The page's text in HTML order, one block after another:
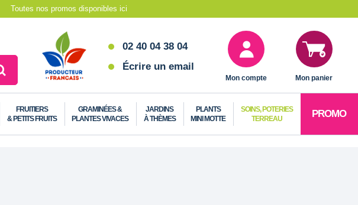
Toutes nos promos disponibles ici
02 40 04 38 04
Écrire un email
Mon compte Mon panier
FRUITIERS
& PETITS FRUITS
GRAMINÉES &
PLANTES VIVACES
JARDINS
À THÈMES
PLANTS
MINI MOTTE
SOINS, POTERIES
TERREAU
PROMO